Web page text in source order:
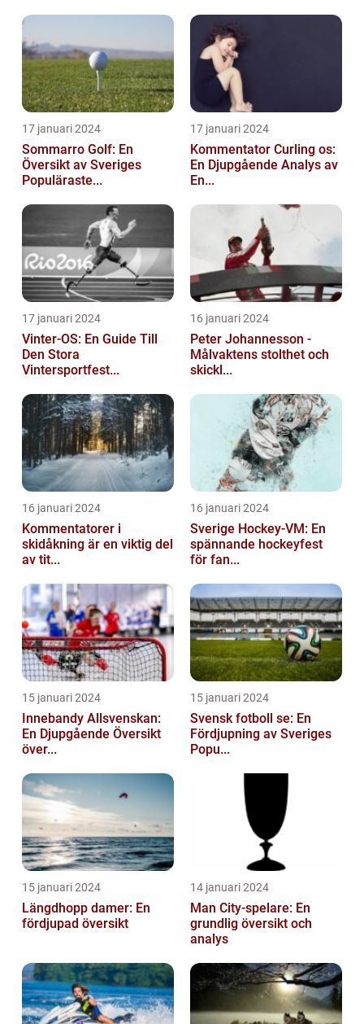
17 januari 2024
Sommarro Golf: En
Översikt av Sveriges
Populäraste...
17 januari 2024
Kommentator Curling os:
En Djupgående Analys av
En...
17 januari 2024
Vinter-OS: En Guide Till
Den Stora
Vintersportfest...
16 januari 2024
Peter Johannesson -
Målvaktens stolthet och
skickl...
16 januari 2024
Kommentatorer i
skidåkning är en viktig del
av tit...
16 januari 2024
Sverige Hockey-VM: En
spännande hockeyfest
för fan...
15 januari 2024
Innebandy Allsvenskan:
En Djupgående Översikt
över...
15 januari 2024
Svensk fotboll se: En
Fördjupning av Sveriges
Popu...
15 januari 2024
Längdhopp damer: En
fördjupad översikt
14 januari 2024
Man City-spelare: En
grundlig översikt och
analys